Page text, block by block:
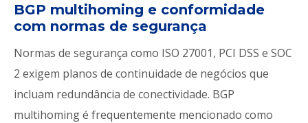
BGP multihoming e conformidade
com normas de segurança
Normas de segurança como ISO 27001, PCI DSS e SOC
2 exigem planos de continuidade de negócios que
incluam redundância de conectividade. BGP
multihoming é frequentemente mencionado como